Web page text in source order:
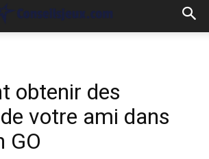
obtenir des
votre ami dans
GO